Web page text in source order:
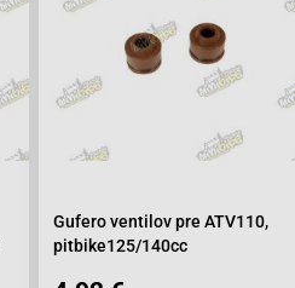
Gufero ventilov pre ATV110,
pitbike125/140cc